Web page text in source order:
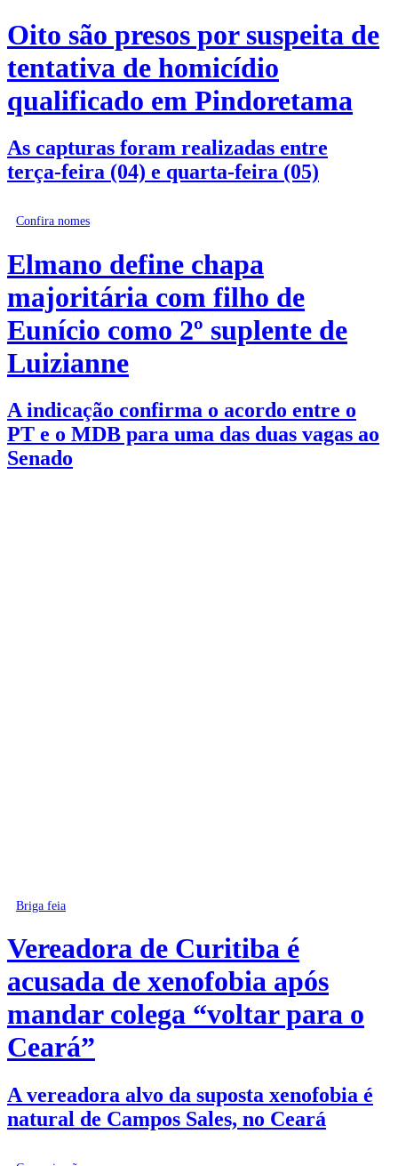
Oito são presos por suspeita de
tentativa de homicídio
qualificado em Pindoretama
As capturas foram realizadas entre
terça-feira (04) e quarta-feira (05)
Confira nomes
Elmano define chapa
majoritária com filho de
Eunício como 2º suplente de
Luizianne
A indicação confirma o acordo entre o
PT e o MDB para uma das duas vagas ao
Senado
Briga feia
Vereadora de Curitiba é
acusada de xenofobia após
mandar colega “voltar para o
Ceará”
A vereadora alvo da suposta xenofobia é
natural de Campos Sales, no Ceará